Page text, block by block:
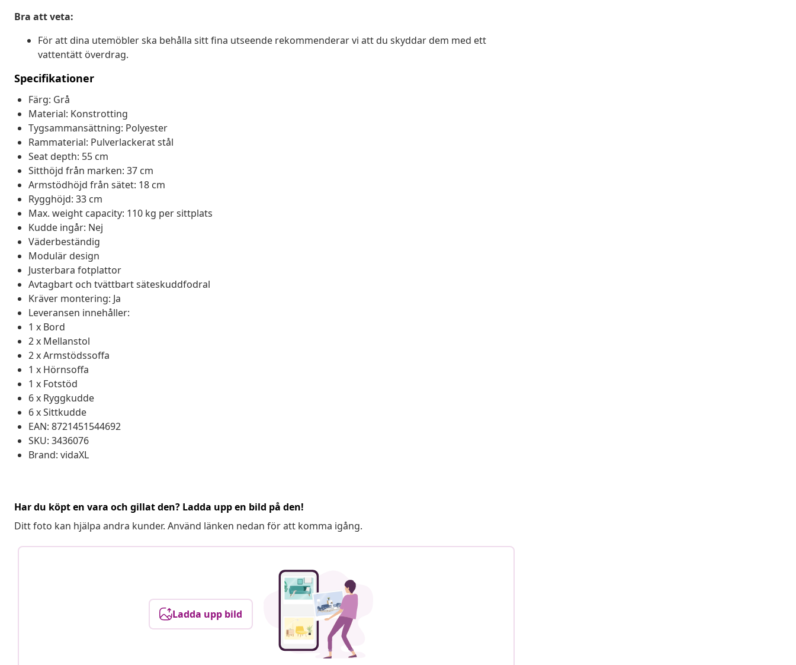
Bra att veta:
För att dina utemöbler ska behålla sitt fina utseende rekommenderar vi att du skyddar dem med ett
vattentätt överdrag.
Specifikationer
Färg: Grå
Material: Konstrotting
Tygsammansättning: Polyester
Rammaterial: Pulverlackerat stål
Seat depth: 55 cm
Sitthöjd från marken: 37 cm
Armstödhöjd från sätet: 18 cm
Rygghöjd: 33 cm
Max. weight capacity: 110 kg per sittplats
Kudde ingår: Nej
Väderbeständig
Modulär design
Justerbara fotplattor
Avtagbart och tvättbart säteskuddfodral
Kräver montering: Ja
Leveransen innehåller:
1 x Bord
2 x Mellanstol
2 x Armstödssoffa
1 x Hörnsoffa
1 x Fotstöd
6 x Ryggkudde
6 x Sittkudde
EAN: 8721451544692
SKU: 3436076
Brand: vidaXL
Har du köpt en vara och gillat den? Ladda upp en bild på den!
Ditt foto kan hjälpa andra kunder. Använd länken nedan för att komma igång.
Ladda upp bild